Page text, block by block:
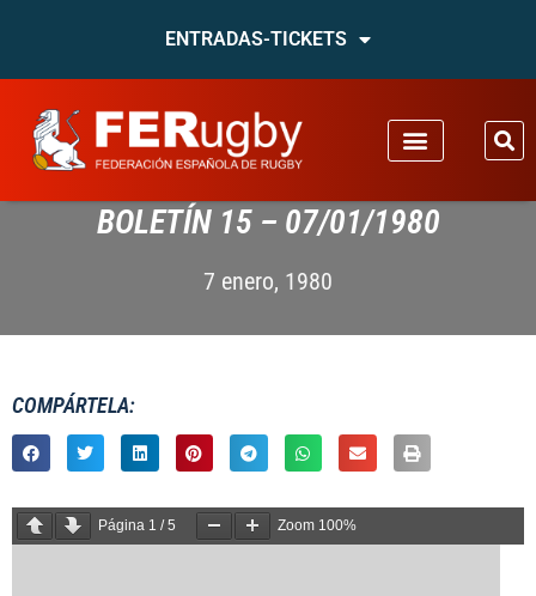
ENTRADAS-TICKETS
BOLETÍN 15 – 07/01/1980
7 enero, 1980
COMPÁRTELA:
Página 1 /5 Zoom 100%